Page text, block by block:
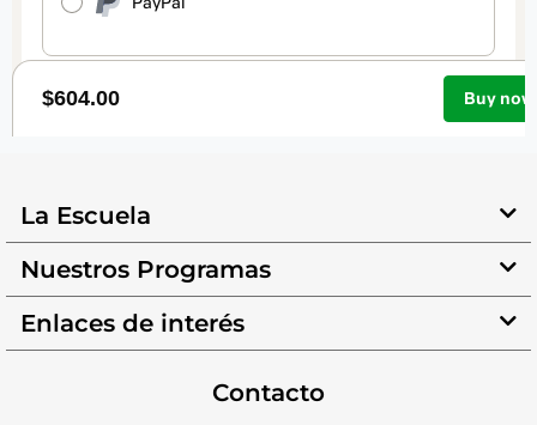
La Escuela
Nuestros Programas
Enlaces de interés
Contacto